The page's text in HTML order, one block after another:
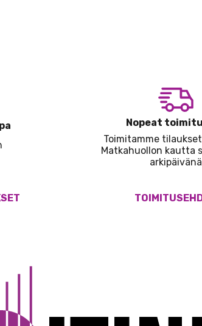
Nopeat
Toimitamme
Matkahuollon kautta
arkipäivänä